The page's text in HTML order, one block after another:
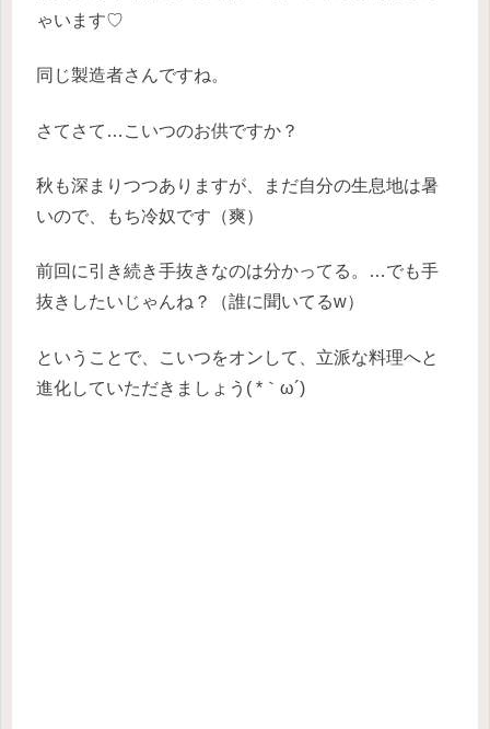
ゃいます♡
同じ製造者さんですね。
さてさて…こいつのお供ですか？
秋も深まりつつありますが、まだ自分の生息地は暑
いので、もち冷奴です（爽）
前回に引き続き手抜きなのは分かってる。…でも手
抜きしたいじゃんね？（誰に聞いてるw）
ということで、こいつをオンして、立派な料理へと
進化していただきましょう( *｀ω´)